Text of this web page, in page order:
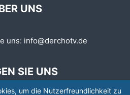
UNS
uns: info@derchotv.de
SIE UNS
um die Nutzerfreundlichkeit zu